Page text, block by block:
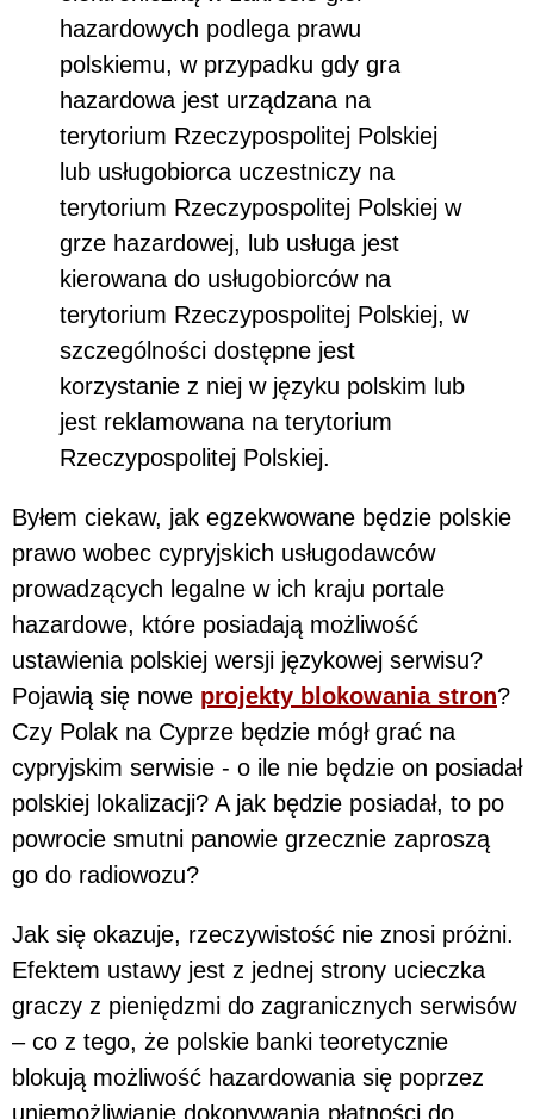
hazardowych podlega prawu
polskiemu, w przypadku gdy gra
hazardowa jest urządzana na
terytorium Rzeczypospolitej Polskiej
lub usługobiorca uczestniczy na
terytorium Rzeczypospolitej Polskiej w
grze hazardowej, lub usługa jest
kierowana do usługobiorców na
terytorium Rzeczypospolitej Polskiej, w
szczególności dostępne jest
korzystanie z niej w języku polskim lub
jest reklamowana na terytorium
Rzeczypospolitej Polskiej.
Byłem ciekaw, jak egzekwowane będzie polskie
prawo wobec cypryjskich usługodawców
prowadzących legalne w ich kraju portale
hazardowe, które posiadają możliwość
ustawienia polskiej wersji językowej serwisu?
Pojawią się nowe projekty blokowania stron?
Czy Polak na Cyprze będzie mógł grać na
cypryjskim serwisie - o ile nie będzie on posiadał
polskiej lokalizacji? A jak będzie posiadał, to po
powrocie smutni panowie grzecznie zaproszą
go do radiowozu?
Jak się okazuje, rzeczywistość nie znosi próżni.
Efektem ustawy jest z jednej strony ucieczka
graczy z pieniędzmi do zagranicznych serwisów
– co z tego, że polskie banki teoretycznie
blokują możliwość hazardowania się poprzez
uniemożliwianie dokonywania płatności do